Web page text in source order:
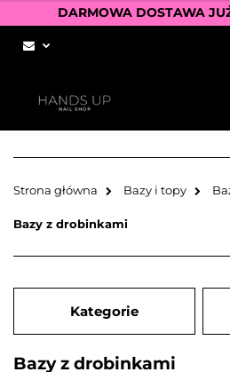
DARMOWA DOSTAWA
Strona główna Bazy i topy
Bazy z drobinkami
Kategorie
Bazy z drobinkami